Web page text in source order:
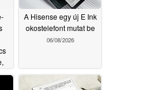
A Hisense egy új E Ink
okostelefont mutat be
06/08/2026